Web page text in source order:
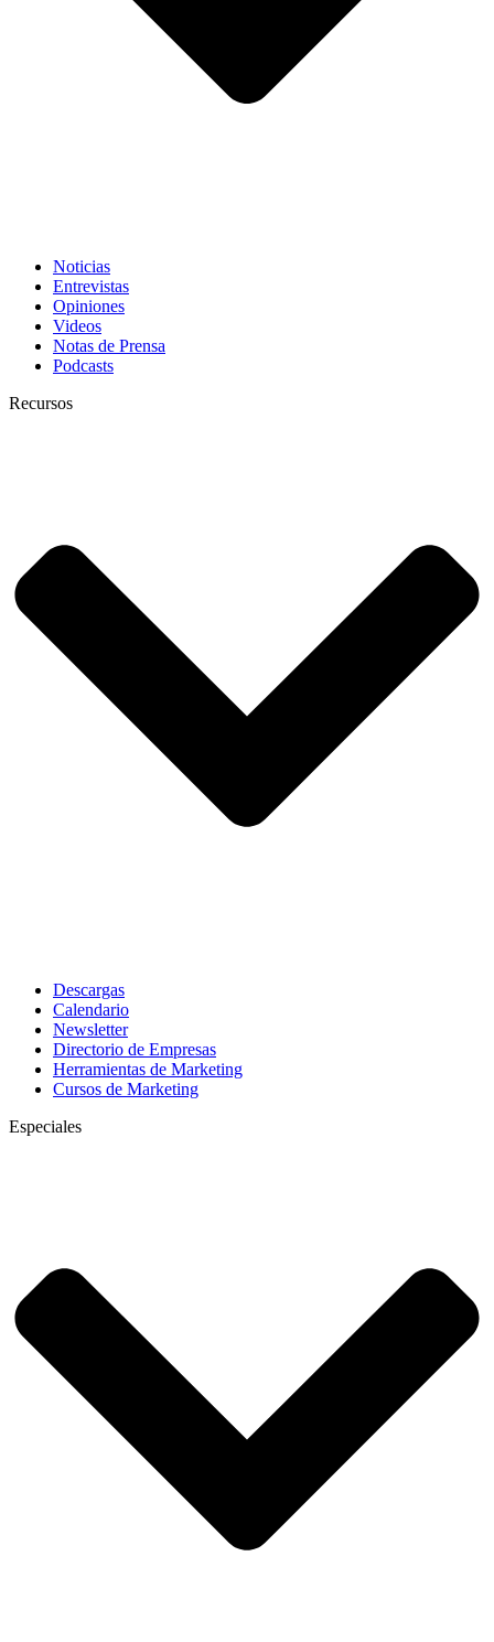
Noticias
Entrevistas
Opiniones
Videos
Notas de Prensa
Podcasts
Recursos
Descargas
Calendario
Newsletter
Directorio de Empresas
Herramientas de Marketing
Cursos de Marketing
Especiales